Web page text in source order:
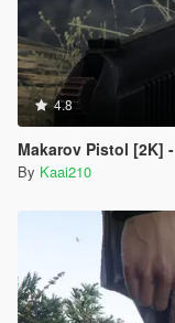
4.8
Makarov Pistol [2K]
By Kaai210